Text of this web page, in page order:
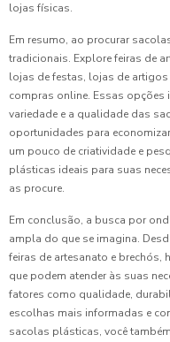
lojas físicas.
Em resumo, ao procurar
tradicionais. Explore feiras de
lojas de festas, lojas de
compras online. Essas
variedade e a qualidade das
oportunidades para
um pouco de criatividade e
plásticas ideais para suas
as procure.
Em conclusão, a busca por
ampla do que se imagina.
feiras de artesanato e brechós,
que podem atender às suas
fatores como qualidade,
escolhas mais informadas e
sacolas plásticas, você